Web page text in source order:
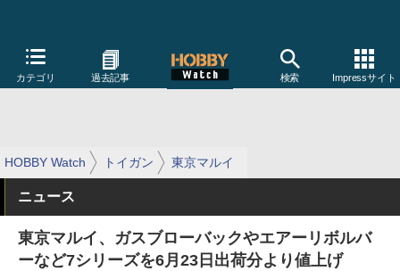
カテゴリ 過去記事 検索 Impressサイト
HOBBY Watch トイガン 東京マルイ
ニュース
東京マルイ、ガスブローバックやエアーリボルバ
ーなど7シリーズを6月23日出荷分より値上げ